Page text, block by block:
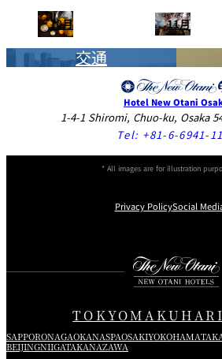
10月 11月
交通
Hotel New Otani
1-4-1 Shiromi, Chuo-ku, Osaka
Tel: +81-6-6941-
* All images are for illustration
Privacy PolicySocial
TOKYOMAKUHARI
SAPPORONAGAOKANASPAOSAKIYOKOHAMA
BEIJINGNIIGATAKANAZAWA